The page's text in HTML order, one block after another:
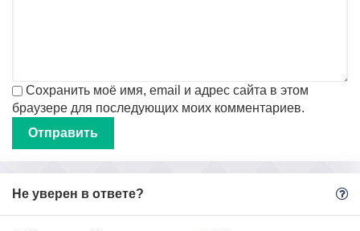
Сохранить моё имя, email и адрес сайта в этом
браузере для последующих моих комментариев.
Не уверен в ответе?